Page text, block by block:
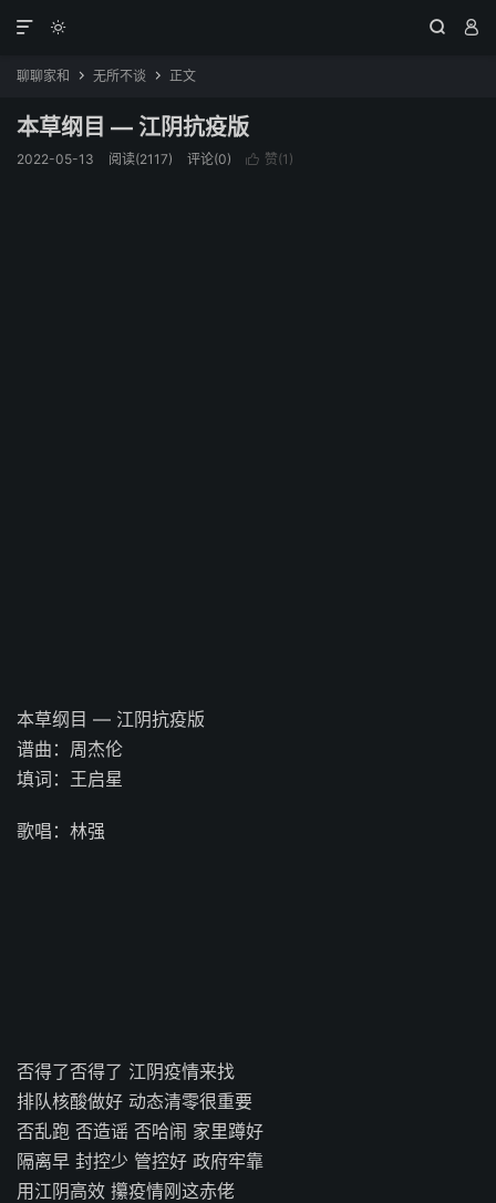
  

聊聊家和  无所不谈  正文
本草纲目 — 江阴抗疫版
2022-05-13 阅读(2117) 评论(0)  赞(1 )
本草纲目 — 江阴抗疫版
谱曲：周杰伦
填词：王启星
歌唱：林强
否得了否得了 江阴疫情来找
排队核酸做好 动态清零很重要
否乱跑 否造谣 否哈闹 家里蹲好
隔离早 封控少 管控好 政府牢靠
用江阴高效 攥疫情刚这赤佬